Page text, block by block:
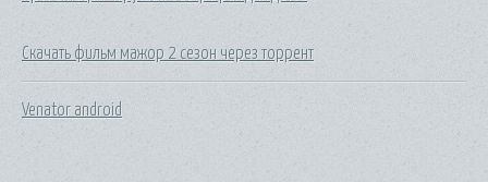
Скачать фильм мажор 2 сезон через торрент
Venator android